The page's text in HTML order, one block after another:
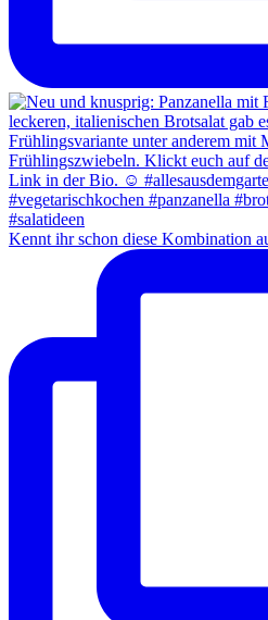
Kennt ihr schon diese Kombination